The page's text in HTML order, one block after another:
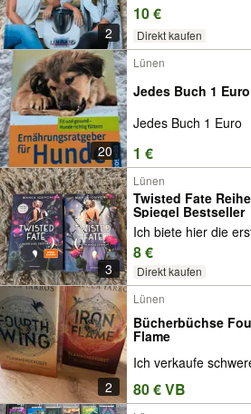
2
10 €
Direkt kaufen
20
Lünen
Jedes Buch 1
Jedes Buch 1 Euro
1 €
3
Lünen
Twisted Fate
Spiegel Bestseller
Ich biete hier die
8 €
Direkt kaufen
2
Lünen
Bücherbüchse
Flame
Ich verkaufe
80 € VB